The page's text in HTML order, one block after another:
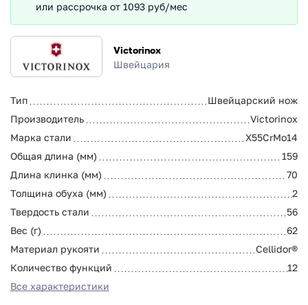
Victorinox
Швейцария
Тип
Швейцарский нож
Производитель
Victorinox
Марка стали
X55CrMo14
Общая длина (мм)
159
Длина клинка (мм)
70
Толщина обуха (мм)
2
Твердость стали
56
Вес (г)
62
Материал рукояти
Cellidor®
Количество функций
12
Все характеристики
или рассрочка от 1093 руб/мес